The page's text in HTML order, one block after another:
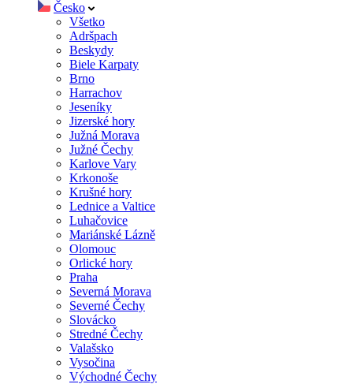
Česko
Všetko
Adršpach
Beskydy
Biele Karpaty
Brno
Harrachov
Jeseníky
Jizerské hory
Južná Morava
Južné Čechy
Karlove Vary
Krkonoše
Krušné hory
Lednice a Valtice
Luhačovice
Mariánské Lázně
Olomouc
Orlické hory
Praha
Severná Morava
Severné Čechy
Slovácko
Stredné Čechy
Valašsko
Vysočina
Východné Čechy